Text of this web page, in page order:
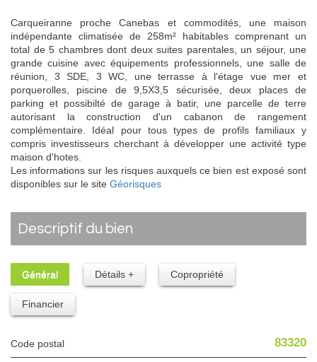
Carqueiranne proche Canebas et commodités, une maison
indépendante climatisée de 258m² habitables comprenant un
total de 5 chambres dont deux suites parentales, un séjour, une
grande cuisine avec équipements professionnels, une salle de
réunion, 3 SDE, 3 WC, une terrasse à l'étage vue mer et
porquerolles, piscine de 9,5X3,5 sécurisée, deux places de
parking et possibilté de garage à batir, une parcelle de terre
autorisant la construction d'un cabanon de rangement
complémentaire. Idéal pour tous types de profils familiaux y
compris investisseurs cherchant à développer une activité type
maison d'hotes.
Les informations sur les risques auxquels ce bien est exposé sont
disponibles sur le site Géorisques
descriptif du bien
Général Détails + Copropriété
Financier
Code postal 83320